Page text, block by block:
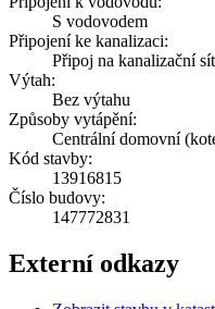
S vodovodem
Připojení ke kanalizaci:
Připoj na kanalizační
Výtah:
Bez výtahu
Způsoby vytápění:
Centrální domovní
Kód stavby:
13916815
Číslo budovy:
147772831
Externí odkazy